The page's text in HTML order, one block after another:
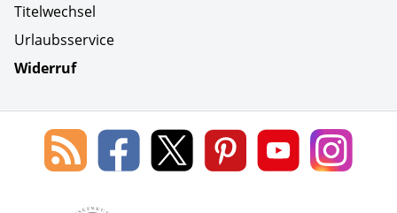
Titelwechsel
Urlaubsservice
Widerruf
Social Media
Blog
des
Leserservice
Lorenz
Leserservice
Lorenz
Leserservice
Lorenz
Leserservice
Lorenz
Leserservice
Lorenz